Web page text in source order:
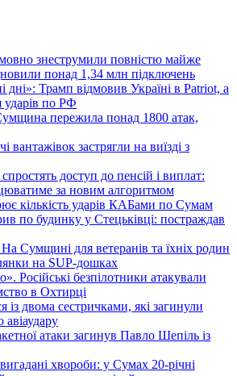
знеструмили повністю майже
понад 1,34 млн підключень
дні»: Трамп відмовив Україні в Patriot, а
по РФ
пережила понад 1800 атак,
вантажівок застрягли на виїзді з
доступ до пенсій і виплат:
за новим алгоритмом
кількість ударів КАБами по Сумам
по будинку у Стецьківці: постраждав
Сумщині для ветеранів та їхніх родин
на SUP-дошках
Російські безпілотники атакували
в Охтирці
двома сестричками, які загинули
авіаудару
атаки загинув Павло Шепіль із
хвороби: у Сумах 20-річні